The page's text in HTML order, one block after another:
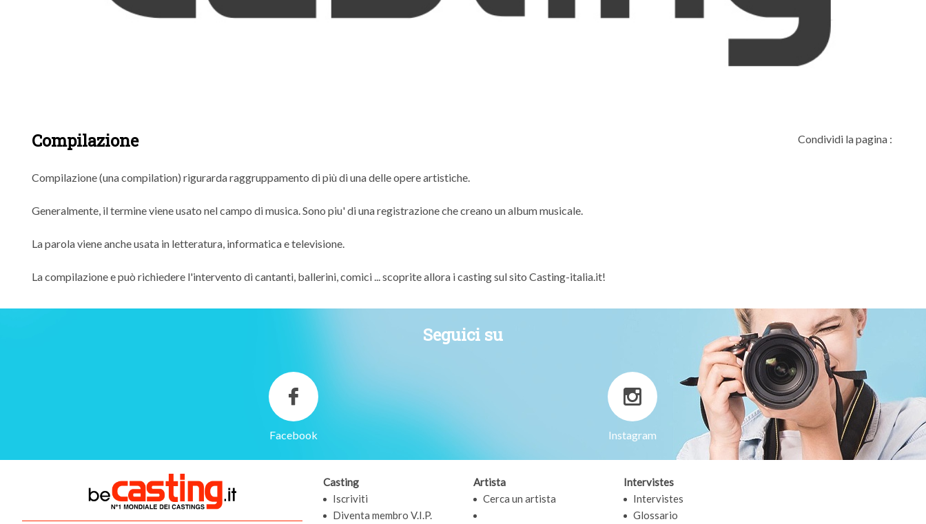
Compilazione Condividi la pagina :
Compilazione (una compilation) rigurarda raggruppamento di più di una delle opere artistiche.
Generalmente, il termine viene usato nel campo di musica. Sono piu' di una registrazione che creano un album musicale.
La parola viene anche usata in letteratura, informatica e televisione.
La compilazione e può richiedere l'intervento di cantanti, ballerini, comici ... scoprite allora i casting sul sito Casting-italia.it!
Seguici su
Facebook Instagram
Casting
Iscriviti
Diventa membro V.I.P.
Artista
Cerca un artista
Intervistes
Intervistes
Glossario